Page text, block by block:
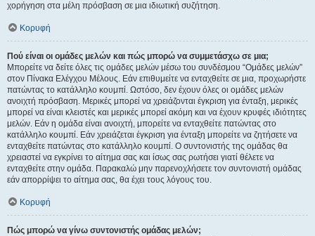
χορήγηση στα μέλη πρόσβαση σε μια ιδιωτική συζήτηση.
Κορυφή
Πού είναι οι ομάδες μελών και πώς μπορώ να συμμετάσχω σε μια;
Μπορείτε να δείτε όλες τις ομάδες μελών μέσω του συνδέσμου “Ομάδες μελών”
στον Πίνακα Ελέγχου Μέλους. Εάν επιθυμείτε να ενταχθείτε σε μια, προχωρήστε
πατώντας το κατάλληλο κουμπί. Ωστόσο, δεν έχουν όλες οι ομάδες μελών
ανοιχτή πρόσβαση. Μερικές μπορεί να χρειάζονται έγκριση για ένταξη, μερικές
μπορεί να είναι κλειστές και μερικές μπορεί ακόμη και να έχουν κρυφές ιδιότητες
μελών. Εάν η ομάδα είναι ανοιχτή, μπορείτε να ενταχθείτε πατώντας στο
κατάλληλο κουμπί. Εάν χρειάζεται έγκριση για ένταξη μπορείτε να ζητήσετε να
ενταχθείτε πατώντας στο κατάλληλο κουμπί. Ο συντονιστής της ομάδας θα
χρειαστεί να εγκρίνει το αίτημα σας και ίσως σας ρωτήσει γιατί θέλετε να
ενταχθείτε στην ομάδα. Παρακαλώ μην παρενοχλήσετε τον συντονιστή ομάδας
εάν απορρίψει το αίτημα σας, θα έχει τους λόγους του.
Κορυφή
Πώς μπορώ να γίνω συντονιστής ομάδας μελών;